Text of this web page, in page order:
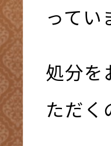
ってい
処分を
ただ